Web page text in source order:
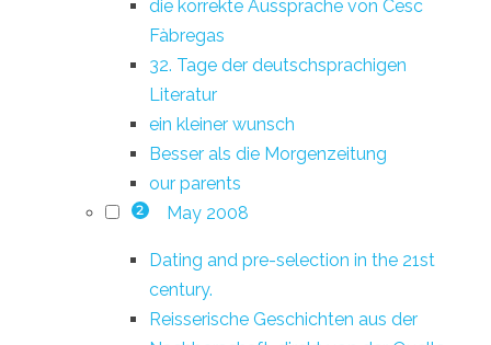
die korrekte Aussprache von Cesc
Fàbregas
32. Tage der deutschsprachigen
Literatur
ein kleiner wunsch
Besser als die Morgenzeitung
our parents
2 May 2008
Dating and pre-selection in the 21st
century.
Reisserische Geschichten aus der